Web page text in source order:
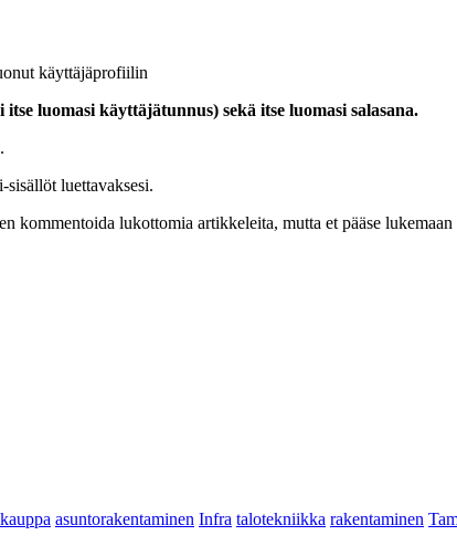
käyttäjäprofiilin
luomasi käyttäjätunnus) sekä itse luomasi salasana.
.
luettavaksesi.
kommentoida lukottomia artikkeleita, mutta et pääse
asuntorakentaminen Infra talotekniikka rakentaminen